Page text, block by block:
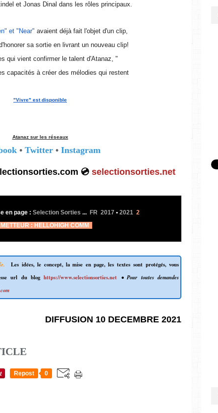
et Jonas Dinal dans les rôles principaux.
et "Near" avaient déjà fait l'objet d'un clip,
sa sortie en livrant un nouveau clip!
qui vient confirmer le talent d'Atanaz, "
capacités à créer des mélodies qui restent
"Vivre" est disponible
Atanaz sur les réseaux
• Twitter• Instagram
💿 selectionsorties.net
en page : Selection Sorties ... FR 2017 • 2021 2
: HELLOHIGH COMM
Les idées, le concept, la mise en page, les textes sont protégés, vous
url du blog https://www.selectionsorties.net • Pour toutes demandes
DIFFUSION 10 DECEMBRE 2021
Repost 0